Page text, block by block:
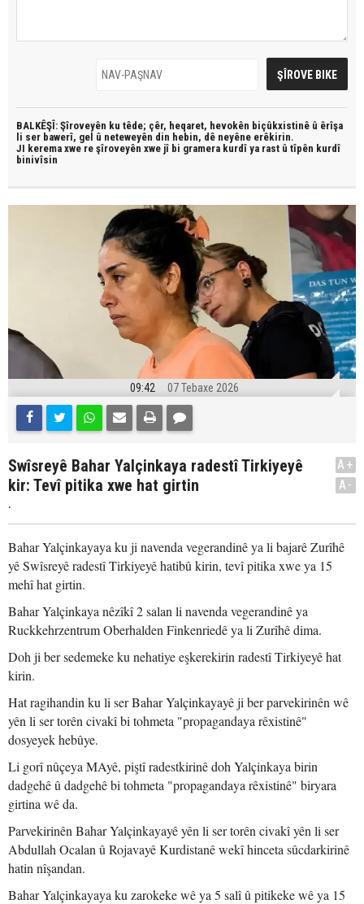
BALKÊŞÎ: Şîroveyên ku têde; çêr, heqaret, hevokên biçûkxistinê û êrîşa
li ser bawerî, gel û neteweyên din hebin, dê neyêne erêkirin.
JI kerema xwe re şîroveyên xwe jî bi gramera kurdî ya rast û tîpên kurdî
binivîsin
09:42 07 Tebaxe 2026
Swîsreyê Bahar Yalçinkaya radestî Tirkiyeyê
kir: Tevî pitika xwe hat girtin
.
A+
A-
Bahar Yalçinkayaya ku ji navenda vegerandinê ya li bajarê Zurîhê
yê Swîsreyê radestî Tirkiyeyê hatibû kirin, tevî pitika xwe ya 15
mehî hat girtin.
Bahar Yalçinkaya nêzîkî 2 salan li navenda vegerandinê ya
Ruckkehrzentrum Oberhalden Finkenriedê ya li Zurîhê dima.
Doh ji ber sedemeke ku nehatiye eşkerekirin radestî Tirkiyeyê hat
kirin.
Hat ragihandin ku li ser Bahar Yalçinkayayê ji ber parvekirinên wê
yên li ser torên civakî bi tohmeta "propagandaya rêxistinê"
dosyeyek hebûye.
Li gorî nûçeya MAyê, piştî radestkirinê doh Yalçinkaya birin
dadgehê û dadgehê bi tohmeta "propagandaya rêxistinê" biryara
girtina wê da.
Parvekirinên Bahar Yalçinkayayê yên li ser torên civakî yên li ser
Abdullah Ocalan û Rojavayê Kurdistanê wekî hinceta sûcdarkirinê
hatin nîşandan.
Bahar Yalçinkayaya ku zarokeke wê ya 5 salî û pitikeke wê ya 15